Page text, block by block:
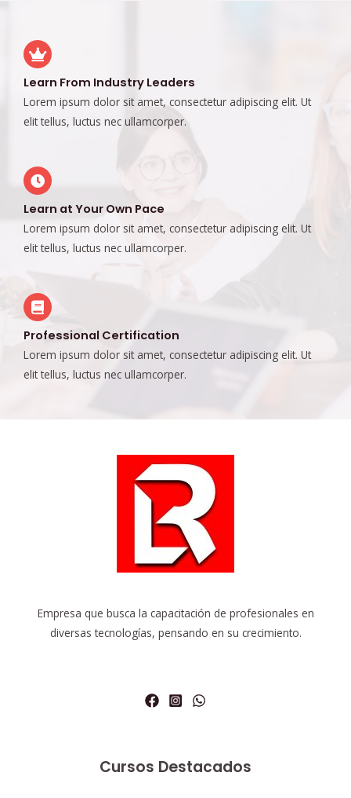
Learn From Industry Leaders
Lorem ipsum dolor sit amet, consectetur adipiscing elit. Ut
elit tellus, luctus nec ullamcorper.
Learn at Your Own Pace
Lorem ipsum dolor sit amet, consectetur adipiscing elit. Ut
elit tellus, luctus nec ullamcorper.
Professional Certification
Lorem ipsum dolor sit amet, consectetur adipiscing elit. Ut
elit tellus, luctus nec ullamcorper.
Empresa que busca la capacitación de profesionales en
diversas tecnologías, pensando en su crecimiento.
Cursos Destacados